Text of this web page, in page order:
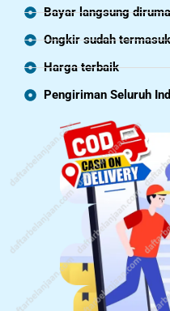
Bayar langsung
Ongkir sudah
Harga terbaik
Pengiriman Seluruh